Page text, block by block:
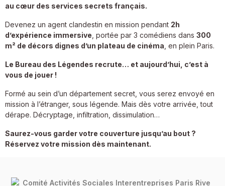
au cœur des services secrets français.
Devenez un agent clandestin en mission pendant 2h
d’expérience immersive , portée par 3 comédiens dans 300
m² de décors dignes d’un plateau de cinéma , en plein Paris.
Le Bureau des Légendes recrute… et aujourd’hui, c’est à
vous de jouer !
Formé au sein d’un département secret, vous serez envoyé en
mission à l’étranger, sous légende. Mais dès votre arrivée, tout
dérape. Décryptage, infiltration, dissimulation…
Saurez-vous garder votre couverture jusqu’au bout ?
Réservez votre mission dès maintenant.